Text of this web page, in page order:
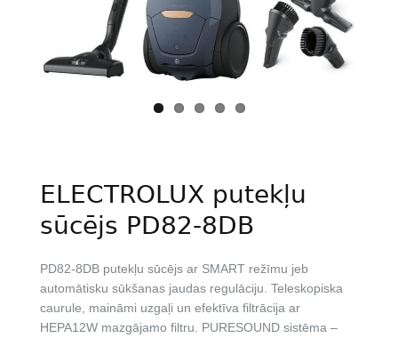
ELECTROLUX putekļu
sūcējs PD82-8DB
PD82-8DB putekļu sūcējs ar SMART režīmu jeb
automātisku sūkšanas jaudas regulāciju. Teleskopiska
caurule, maināmi uzgaļi un efektīva filtrācija ar
HEPA12W mazgājamo filtru. PURESOUND sistēma –